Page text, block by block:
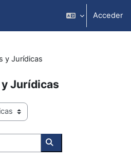
Acceder
y Jurídicas
Jurídicas
Buscar cursos